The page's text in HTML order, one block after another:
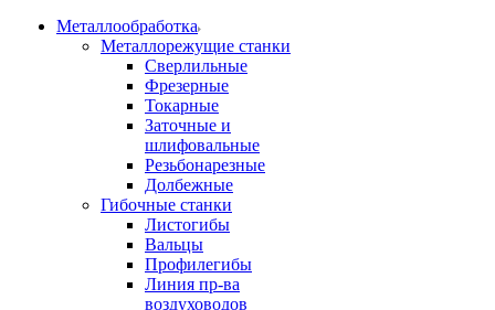
Металлообработка
Металлорежущие станки
Сверлильные
Фрезерные
Токарные
Заточные и
шлифовальные
Резьбонарезные
Долбежные
Гибочные станки
Листогибы
Вальцы
Профилегибы
Линия пр-ва
воздуховодов